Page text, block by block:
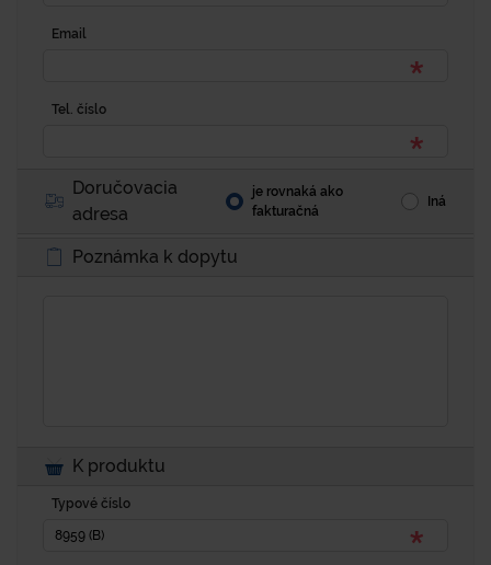
Email
Tel. číslo
Doručovacia
adresa
je rovnaká ako
fakturačná
Iná
Poznámka k dopytu
K produktu
Typové číslo